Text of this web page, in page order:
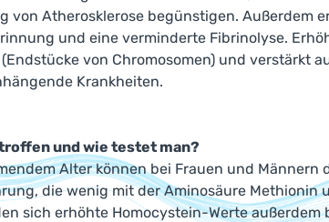
von Atherosklerose begünstigen. Außerdem
und eine verminderte Fibrinolyse.
(Endstücke von Chromosomen) und verstärkt
Krankheiten.
und wie testet man?
Alter können bei Frauen und
die wenig mit der Aminosäure Methionin
sich erhöhte Homocystein-Werte